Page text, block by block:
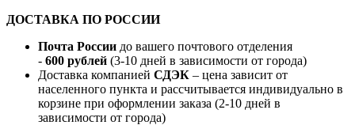
ДОСТАВКА ПО РОССИИ
Почта России до вашего почтового отделения
- 600 рублей (3-10 дней в зависимости от города)
Доставка компанией СДЭК – цена зависит от
населенного пункта и рассчитывается индивидуально в
корзине при оформлении заказа (2-10 дней в
зависимости от города)